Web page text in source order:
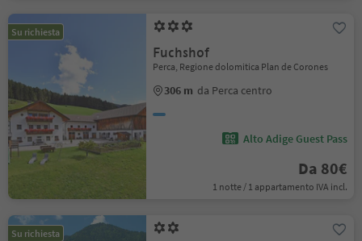
Su richiesta
Fuchshof
Perca, Regione dolomitica Plan de Corones
306 m da Perca centro
Alto Adige Guest Pass
Da 80€
1 notte / 1 appartamento IVA incl.
Su richiesta